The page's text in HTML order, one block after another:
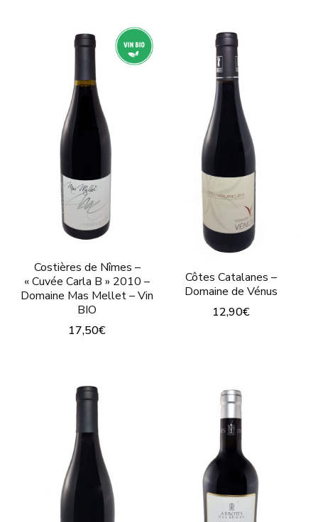
Les
variations.
Les
options
peuvent
être
choisies
sur
la
page
du
produit
Costières de Nîmes –
« Cuvée Carla B » 2010 –
Domaine Mas Mellet – Vin
BIO
17,50€
a
variations.
Les
options
peuvent
Côtes Catalanes –
Domaine de Vénus
12,90€
plusieurs
variations.
Les
options
peuvent
être